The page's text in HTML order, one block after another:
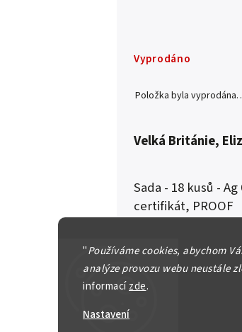
"Používáme cookies, abychom
analýze provozu webu neustále
informacízde.
Nastavení
Vyprodáno
Položka byla
Velká Británie,
Sada - 18 kusů -
certifikát, PROOF
Sada obsahuje:
SOVA